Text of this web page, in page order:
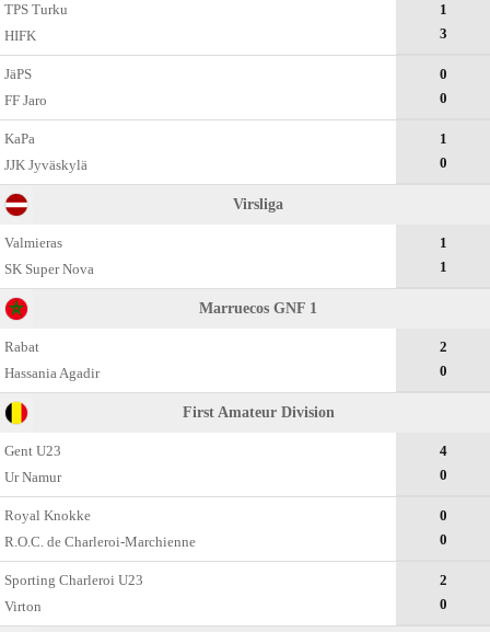
TPS Turku
HIFK
1
3
JäPS
FF Jaro
0
0
KaPa
JJK Jyväskylä
1
0
Virsliga
Valmieras
SK Super Nova
1
1
Marruecos GNF 1
Rabat
Hassania Agadir
2
0
First Amateur Division
Gent U23
Ur Namur
4
0
Royal Knokke
R.O.C. de Charleroi-Marchienne
0
0
Sporting Charleroi U23
Virton
2
0